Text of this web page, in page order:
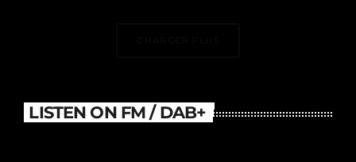
LISTEN ON FM / DAB+